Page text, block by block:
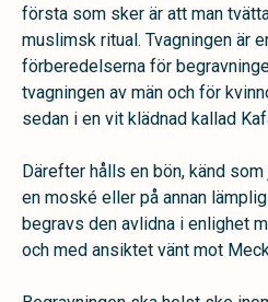
första som sker är att man
muslimsk ritual. Tvagningen är
förberedelserna för
tvagningen av män och för
sedan i en vit klädnad kallad
Därefter hålls en bön, känd
en moské eller på annan
begravs den avlidna i enlighet
och med ansiktet vänt mot